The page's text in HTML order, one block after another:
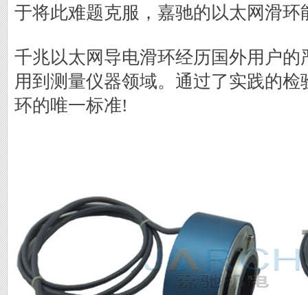
于将此难题克服，嘉驰的以太网滑环
千兆以太网导电滑环经历国外用户的
用到测量仪器领域。通过了实践的
环的唯一标准!